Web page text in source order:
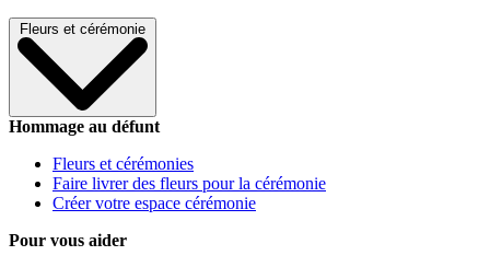
Fleurs et cérémonie
Hommage au défunt
Fleurs et cérémonies
Faire livrer des fleurs pour la cérémonie
Créer votre espace cérémonie
Pour vous aider